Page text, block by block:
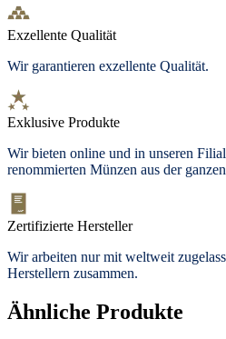
Exzellente Qualität
Wir garantieren exzellente Qualität.
Exklusive Produkte
Wir bieten online und in unseren
renommierten Münzen aus der
Zertifizierte Hersteller
Wir arbeiten nur mit weltweit
Herstellern zusammen.
Ähnliche Produkte